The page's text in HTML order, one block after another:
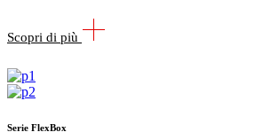
Scopri di più
Serie FlexBox